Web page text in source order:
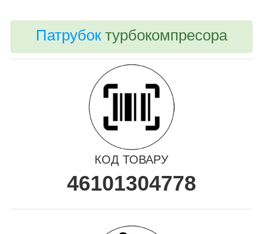
Патрубоктурбокомпресора
КОД ТОВАРУ
46101304778